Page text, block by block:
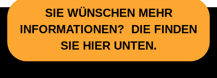
SIE WÜNSCHEN MEHR
INFORMATIONEN? DIE FINDEN
SIE HIER UNTEN.